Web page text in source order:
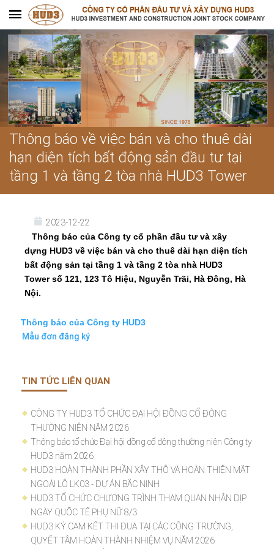
Thông báo về việc bán và cho thuê dài
hạn diện tích bất động sản đầu tư tại
tầng 1 và tầng 2 tòa nhà HUD3 Tower
2023-12-22
Thông báo của Công ty cổ phần đầu tư và xây
dựng HUD3 về việc bán và cho thuê dài hạn diện tích
bất động sản tại tầng 1 và tầng 2 tòa nhà HUD3
Tower số 121, 123 Tô Hiệu, Nguyễn Trãi, Hà Đông, Hà
Nội.
Thông báo của Công ty HUD3
Mẫu đơn đăng ký
TIN TỨC LIÊN QUAN
CÔNG TY HUD3 TỔ CHỨC ĐẠI HỘI ĐỒNG CỔ ĐÔNG
THƯỜNG NIÊN NĂM 2026
Thông báo tổ chức Đại hội đồng cổ đông thường niên Công ty
HUD3 năm 2026
HUD3 HOÀN THÀNH PHẦN XÂY THÔ VÀ HOÀN THIỆN MẶT
NGOÀI LÔ LK03 - DỰ ÁN BẮC NINH
HUD3 TỔ CHỨC CHƯƠNG TRÌNH THAM QUAN NHÂN DỊP
NGÀY QUỐC TẾ PHỤ NỮ 8/3
HUD3 KÝ CAM KẾT THI ĐUA TẠI CÁC CÔNG TRƯỜNG,
QUYẾT TÂM HOÀN THÀNH NHIỆM VỤ NĂM 2026